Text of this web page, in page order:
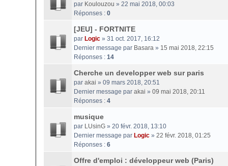
par Koulouzou » 22 mai 2018, 00:03
Réponses : 0
[JEU] - FORTNITE
par Logic » 31 oct. 2017, 16:12
Dernier message par Basara » 15 mai 2018, 22:15
Réponses : 14
Cherche un developper web sur paris
par akai » 09 mars 2018, 20:51
Dernier message par akai » 09 mai 2018, 20:11
Réponses : 4
musique
par LUsinG » 20 févr. 2018, 13:10
Dernier message par Logic » 22 févr. 2018, 01:25
Réponses : 6
Offre d'emploi : développeur web (Paris)